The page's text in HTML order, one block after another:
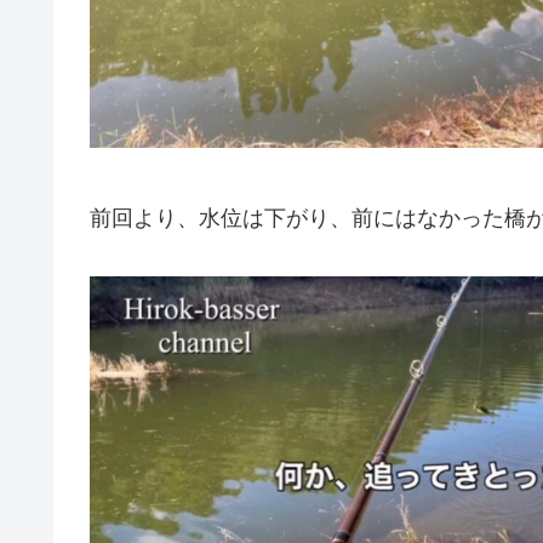
前回より、水位は下がり、前にはなかった橋